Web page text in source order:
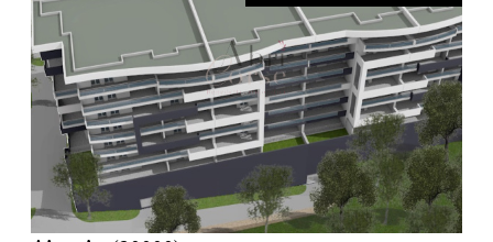
voir le bien